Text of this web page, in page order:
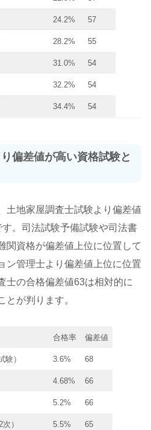
24.2% 57
28.2% 55
31.0% 54
32.2% 54
34.4% 54
偏差値が高い資格試験と
土地家屋調査士試験より偏差値
。司法試験予備試験や司法書
関資格が偏差値上位に位置して
ン管理士より偏差値上位に位置
士の合格偏差値63は相対的に
とが判ります。
合格率 偏差値
備試験） 3.6% 68
4.68% 66
5.2% 66
） 5.5% 65